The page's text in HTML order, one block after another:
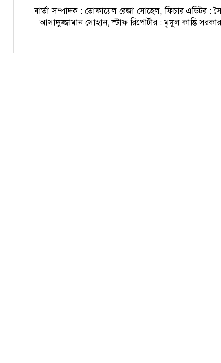
বার্তা সম্পাদক : তোফায়েল রেজা সোহেল, ফিচার এডিটর :
আসাদুজ্জামান সোহান, স্টাফ রিপোর্টার : মৃদুল কান্তি